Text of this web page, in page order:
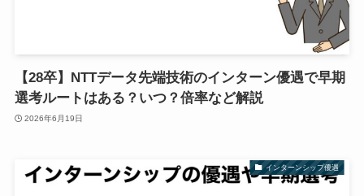
【28卒】NTTデータ先端技術のインターン優遇で早期
選考ルートはある？いつ？倍率など解説
2026年6月19日
インターンシップ優遇